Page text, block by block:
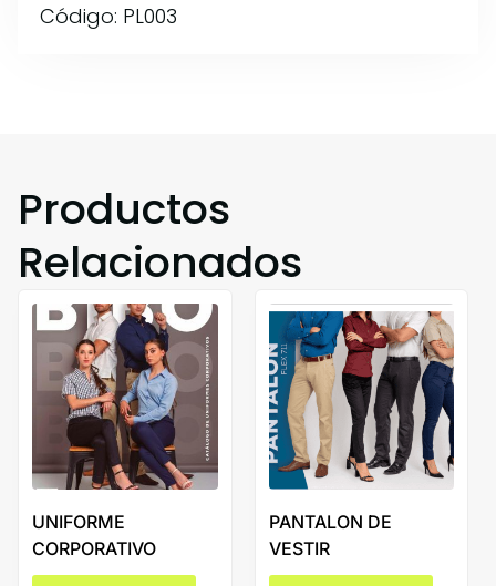
Código: PL003
Productos
Relacionados
UNIFORME
CORPORATIVO
PANTALON DE
VESTIR